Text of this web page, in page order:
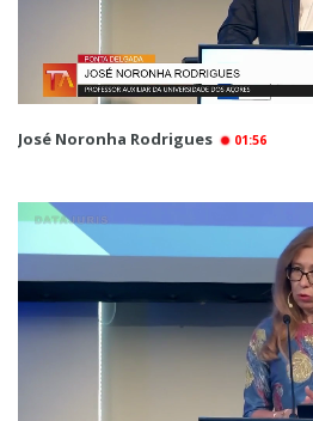
José Noronha Rodrigues 01:56